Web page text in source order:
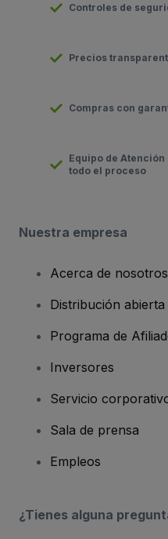
Controles de
Precios
Compras con
Equipo de
todo el proceso
Nuestra empresa
Acerca de nosotros
Distribución abierta
Programa de
Inversores
Servicio
Sala de prensa
Empleos
¿Tienes alguna